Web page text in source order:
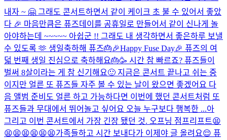
내자 ~ 🤗 그래도 콘서트하면서 같이 케이크 초 불 수 있어서 좋았
다 🎉 마음만큼은 퓨즈데이를 공휴일로 만들어서 같이 신나게 놀
아야하는데 ~~~~~ 아쉽군 !! 그래도 내 생각하면서 좋은하루 보낼
수 있도록 🫶 생일축하해 퓨즈🎂🎉Happy Fuse Day🎉 퓨즈의 여
덟 번째 생일 진심으로 축하해요🎂🥳 시간 참 빠르죠? 퓨즈들이
벌써 8살이라는 게 참 신기해요🙂 지금은 콘서트 끝나고 쉬는 중
이지만 얼른 또 퓨즈들 자주 볼 수 있는 날이 왔으면 좋겠어요 다
음 앨범 준비도 얼른 하고 가능하다면 이번에 했던 콘서트처럼 또
퓨즈들과 무대에서 뛰어놀고 싶어요 오늘 누구보다 행복한 ...아
그리고 이번 콘서트에서 가장 긴장 됐던 것. 오프닝 점프리프트😫
😫😫😫😫😫😫가족들하고 시간 보내다가 이제야 글 올려요😌 퓨